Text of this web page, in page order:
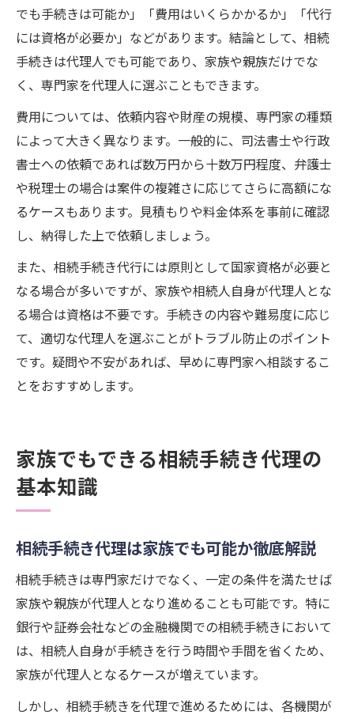
でも手続きは可能か」「費用はいくらかかるか」「代行
には資格が必要か」などがあります。結論として、相続
手続きは代理人でも可能であり、家族や親族だけでな
く、専門家を代理人に選ぶこともできます。
費用については、依頼内容や財産の規模、専門家の種類
によって大きく異なります。一般的に、司法書士や行政
書士への依頼であれば数万円から十数万円程度、弁護士
や税理士の場合は案件の複雑さに応じてさらに高額にな
るケースもあります。見積もりや料金体系を事前に確認
し、納得した上で依頼しましょう。
また、相続手続き代行には原則として国家資格が必要と
なる場合が多いですが、家族や相続人自身が代理人とな
る場合は資格は不要です。手続きの内容や難易度に応じ
て、適切な代理人を選ぶことがトラブル防止のポイント
です。疑問や不安があれば、早めに専門家へ相談するこ
とをおすすめします。
家族でもできる相続手続き代理の
基本知識
相続手続き代理は家族でも可能か徹底解説
相続手続きは専門家だけでなく、一定の条件を満たせば
家族や親族が代理人となり進めることも可能です。特に
銀行や証券会社などの金融機関での相続手続きにおいて
は、相続人自身が手続きを行う時間や手間を省くため、
家族が代理人となるケースが増えています。
しかし、相続手続きを代理で進めるためには、各機関が